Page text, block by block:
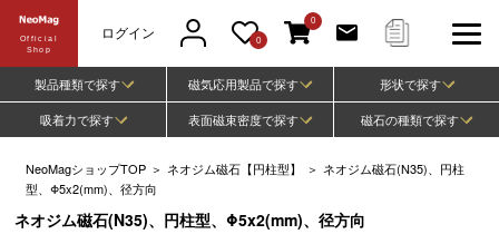
Official
Shop
ログイン 0
0
製品種類で探す 磁気応用製品で探す
形状で探す
吸着力で探す
表面磁束密度で探す 磁石の種類で探す
NeoMagショップTOP ＞ ネオジム磁石【円柱型】 ＞ ネオジム磁石(N35)、円柱
型、Φ5x2(mm)、径方向
ネオジム磁石(N35)、円柱型、Φ5x2(mm)、径方向